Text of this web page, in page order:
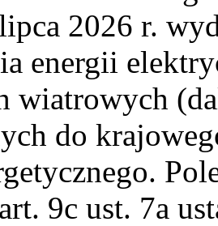
2026 r.
energii
wiatrowych
do
9c ust. 7a